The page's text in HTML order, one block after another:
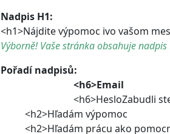
Nadpis H1:
<h1>Nájdite výpomoc ivo vašom
Výborně! Vaše stránka obsahuje nadpis
Pořadí nadpisů:
<h6>Email
<h6>HesloZabudli ste
<h2>Hľadám výpomoc
<h2>Hľadám prácu ako